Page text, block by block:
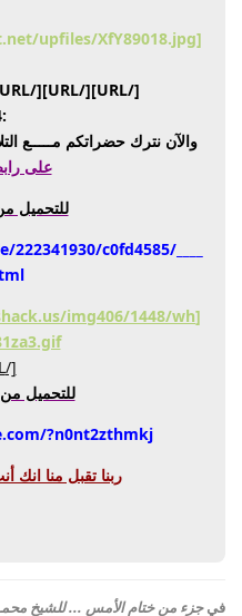
[/URL][/URL][/URL][/URL][/URL][/URL]
:54:
والآن نترك حضراتكم مـــــع
على
للتحميل
c0fd4585/____
img406/1448/wh
[/URL]
للتحميل
?n0nt2zthmkj
ربنا تقبل منا انك
فيجزء من ختام الأمس ... للشيخ محمــد